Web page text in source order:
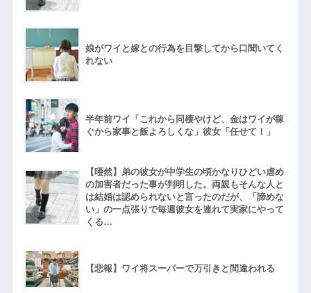
娘がワイと嫁との行為を目撃してから口聞いてく
れない
半年前ワイ「これから同棲やけど、金はワイが稼
ぐから家事と飯よろしくな」彼女「任せて！」
【唖然】弟の彼女が中学生の頃かなりひどい虐め
の加害者だった事が判明した。両親もそんな人と
は結婚は認められないと言ったのだが、「諦めな
い」の一点張りで毎週彼女を連れて実家にやって
くる…
【悲報】ワイ将スーパーで万引きと間違われる